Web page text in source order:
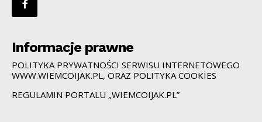
Informacje prawne
POLITYKA PRYWATNOŚCI SERWISU INTERNETOWEGO
WWW.WIEMCOIJAK.PL, ORAZ POLITYKA COOKIES
REGULAMIN PORTALU „WIEMCOIJAK.PL”